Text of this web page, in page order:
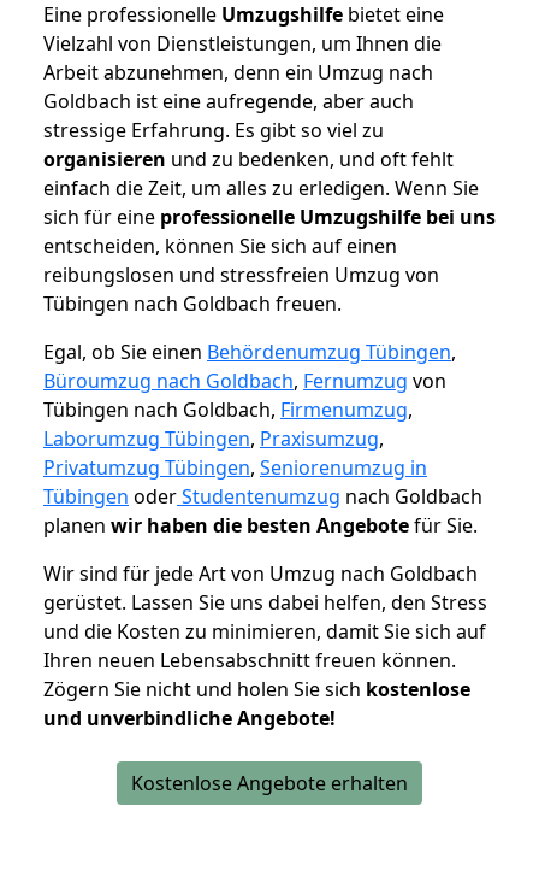
Eine professionelle Umzugshilfe bietet eine
Vielzahl von Dienstleistungen, um Ihnen die
Arbeit abzunehmen, denn ein Umzug nach
Goldbach ist eine aufregende, aber auch
stressige Erfahrung. Es gibt so viel zu
organisieren und zu bedenken, und oft fehlt
einfach die Zeit, um alles zu erledigen. Wenn Sie
sich für eine professionelle Umzugshilfe bei uns
entscheiden, können Sie sich auf einen
reibungslosen und stressfreien Umzug von
Tübingen nach Goldbach freuen.
Egal, ob Sie einen Behördenumzug Tübingen,
Büroumzug nach Goldbach, Fernumzug von
Tübingen nach Goldbach, Firmenumzug,
Laborumzug Tübingen, Praxisumzug,
Privatumzug Tübingen, Seniorenumzug in
Tübingen oderStudentenumzug nach Goldbach
planen wir haben die besten Angebotefür Sie.
Wir sind für jede Art von Umzug nach Goldbach
gerüstet. Lassen Sie uns dabei helfen, den Stress
und die Kosten zu minimieren, damit Sie sich auf
Ihren neuen Lebensabschnitt freuen können.
Zögern Sie nicht und holen Sie sich kostenlose
und unverbindliche Angebote!
Kostenlose Angebote erhalten